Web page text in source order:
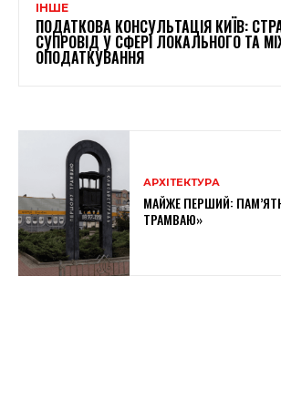
ІНШЕ
ПОДАТКОВА КОНСУЛЬТАЦІЯ КИЇВ:
СУПРОВІД У СФЕРІ ЛОКАЛЬНОГО ТА
ОПОДАТКУВАННЯ
АРХІТЕКТУРА
МАЙЖЕ ПЕРШИЙ:
ТРАМВАЮ»